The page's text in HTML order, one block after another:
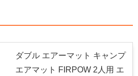
ダブル エアーマット キャンプ
エアマット FIRPOW 2人用 エ